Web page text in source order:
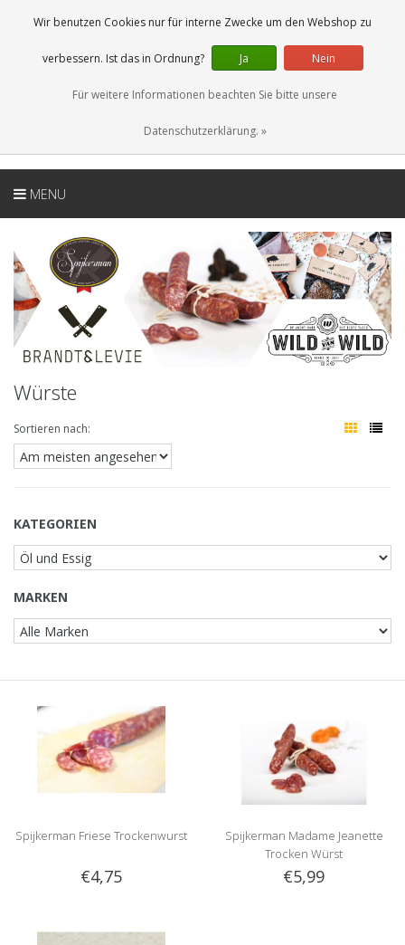
0 Artikel
DE
MENU
Würste
Sortieren nach:
KATEGORIEN
MARKEN
Spijkerman Friese Trockenwurst
€4,75
Spijkerman Madame Jeanette
Trocken Würst
€5,99
Wir benutzen Cookies nur für interne Zwecke um den Webshop zu
verbessern. Ist das in Ordnung? Ja Nein
Für weitere Informationen beachten Sie bitte unsere
Datenschutzerklärung. »